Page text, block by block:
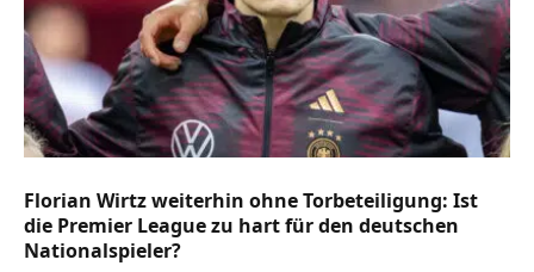
Florian Wirtz weiterhin ohne Torbeteiligung: Ist
die Premier League zu hart für den deutschen
Nationalspieler?